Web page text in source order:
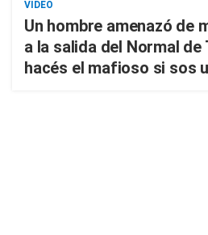
VIDEO
Un hombre amenazó de
a la salida del Normal de
hacés el mafioso si sos